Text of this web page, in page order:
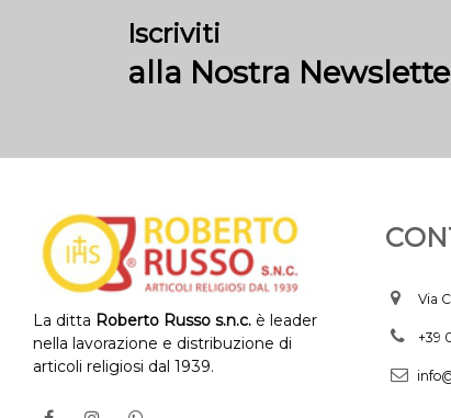
Iscriviti
alla Nostra
La ditta Roberto Russo s.n.c. è leader
nella lavorazione e distribuzione di
articoli religiosi dal 1939.
Via
+39